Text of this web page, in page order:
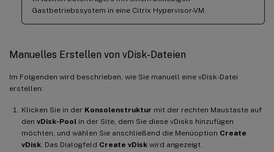
Gastbetriebssystem in eine Citrix Hypervisor-VM.
Manuelles Erstellen von vDisk-Dateien
Im Folgenden wird beschrieben, wie Sie manuell eine vDisk-Datei
erstellen:
Klicken Sie in der Konsolenstruktur mit der rechten Maustaste auf
den vDisk-Pool in der Site, dem Sie diese vDisks hinzufügen
möchten, und wählen Sie anschließend die Menüoption Create
vDisk. Das Dialogfeld Create vDisk wird angezeigt.